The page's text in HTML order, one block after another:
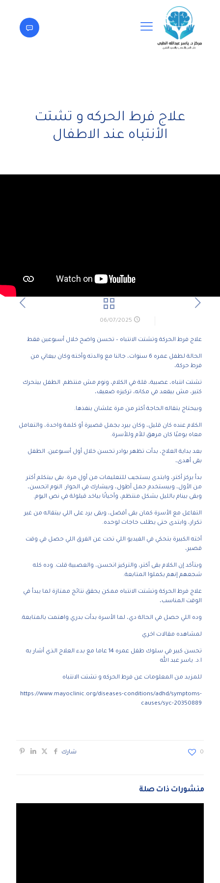
علاج فرط الحركه و تشتت
الأنتباه عند الاطفال
06/07/2025
علاج فرط الحركة وتشتت الانتباه – تحسن واضح خلال أسبوعين فقط
الحالة لطفل عمره 6 سنوات، جالنا مع والدته وأخته وكان بيعاني من
فرط حركة،
تشتت انتباه، عصبية، قلة في الكلام، ونوم مش منتظم. الطفل بيتحرك
كتير، مش بيقعد في مكانه، تركيزه ضعيف،
وبيحتاج يتقاله الحاجة أكتر من مرة علشان ينفذها.
الكلام عنده كان قليل، وكان بيرد بجمل قصيرة أو كلمة واحدة، والتعامل
معاه يوميًا كان مرهق للأم وللأسرة.
بعد بداية العلاج، بدأت تظهر بوادر تحسن خلال أول أسبوعين. الطفل
بقى أهدى،
بدأ يركز أكتر، وابتدى يستجيب للتعليمات من أول مرة. بقى بيتكلم أكتر
من الأول، وبيستخدم جمل أطول، وبيشارك في الحوار. النوم اتحسن،
وبقى بينام بالليل بشكل منتظم، وأحيانًا بياخد قيلولة في نص اليوم.
التفاعل مع الأسرة كمان بقى أفضل، وبقى يرد على اللي بيتقاله من غير
تكرار، وابتدى حتى يطلب حاجات لوحده.
أخته الكبيرة بتحكي في الفيديو اللي تحت عن الفرق اللي حصل في وقت
قصير،
وبتأكد إن الكلام بقى أكتر، والتركيز اتحسن، والعصبية قلت. وده كله
شجعهم إنهم يكملوا المتابعة.
علاج فرط الحركة وتشتت الانتباه ممكن يحقق نتائج ممتازة لما يبدأ في
الوقت المناسب،
وده اللي حصل في الحالة دي، لما الأسرة بدأت بدري واهتمت بالمتابعة.
لمشاهده مقالات اخري
تحسن كبير في سلوك طفل عمره 14 عاما مع بدء العلاج الذي أشار به
ا.د. ياسر عبد الله
للمزيد من المعلومات عن فرط الحركه و تشتت الانتباه
https://www.mayoclinic.org/diseases-conditions/adhd/symptoms-
causes/syc-20350889
شارك 0
منشورات ذات صلة